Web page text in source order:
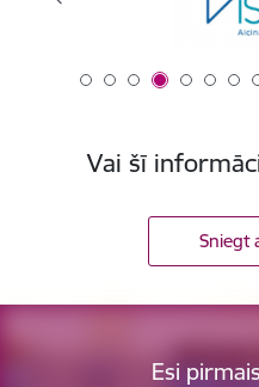
Vai šī
Sniegt
Esi